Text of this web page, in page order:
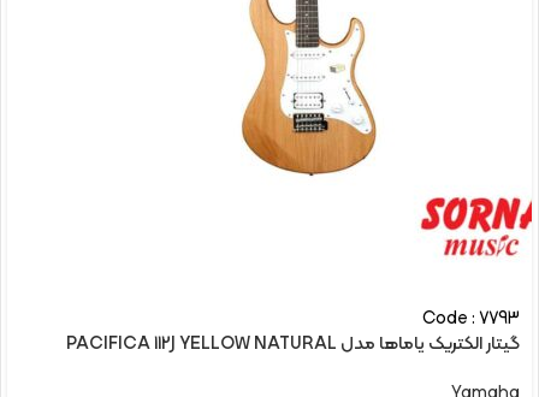
Code : 7793
گیتار الکتریک یاماها مدل PACIFICA 112J YELLOW NATURAL